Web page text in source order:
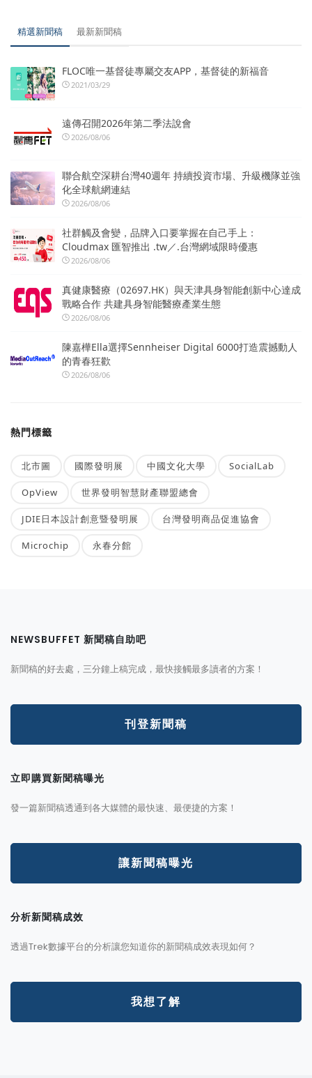
精選新聞稿 最新新聞稿
FLOC唯一基督徒專屬交友APP，基督徒的新福音
2021/03/29
遠傳召開2026年第二季法說會
2026/08/06
聯合航空深耕台灣40週年 持續投資市場、升級機隊並強
化全球航網連結
2026/08/06
社群觸及會變，品牌入口要掌握在自己手上：
Cloudmax 匯智推出 .tw／.台灣網域限時優惠
2026/08/06
真健康醫療（02697.HK）與天津具身智能創新中心達成
戰略合作 共建具身智能醫療產業生態
2026/08/06
陳嘉樺Ella選擇Sennheiser Digital 6000打造震撼動人
的青春狂歡
2026/08/06
熱門標籤
北市圖 國際發明展 中國文化大學 SocialLab
OpView 世界發明智慧財產聯盟總會
JDIE日本設計創意暨發明展 台灣發明商品促進協會
Microchip 永春分館
NEWSBUFFET 新聞稿自助吧
新聞稿的好去處，三分鐘上稿完成，最快接觸最多讀者的方案！
刊登新聞稿
立即購買新聞稿曝光
發一篇新聞稿透通到各大媒體的最快速、最便捷的方案！
讓新聞稿曝光
分析新聞稿成效
透過Trek數據平台的分析讓您知道你的新聞稿成效表現如何？
我想了解